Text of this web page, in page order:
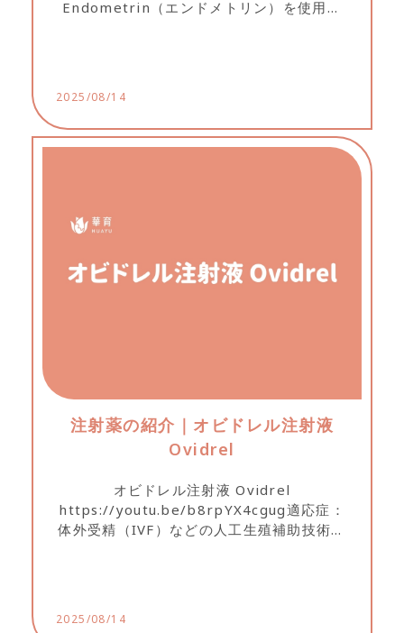
Endometrin（エンドメトリン）を使用中
2025/08/14
注射薬の紹介｜オビドレル注射液
Ovidrel
オビドレル注射液 Ovidrel
https://youtu.be/b8rpYX4cgug適応症：
体外受精（IVF）などの人工生殖補助技術に
2025/08/14